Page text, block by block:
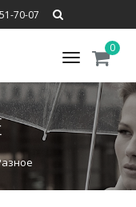
70-07
Меню
0